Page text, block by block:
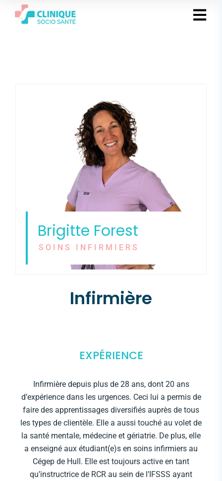
Brigitte Forest
SOINS INFIRMIERS
Infirmière
EXPÉRIENCE
Infirmière depuis plus de 28 ans, dont 20 ans
d’expérience dans les urgences. Ceci lui a permis de
faire des apprentissages diversifiés auprès de tous
les types de clientèle. Elle a aussi touché au volet de
la santé mentale, médecine et gériatrie. De plus, elle
a enseigné aux étudiant(e)s en soins infirmiers au
Cégep de Hull. Elle est toujours active en tant
qu’instructrice de RCR au sein de l’IFSSS ayant